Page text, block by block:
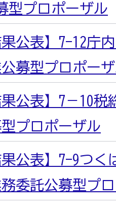
型プロポーザル
果公表】7-12庁
募型プロポー
果公表】7－10
プロポーザル
果公表】7-9つ
委託公募型プ